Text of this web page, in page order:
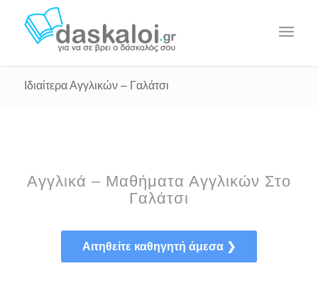
Ιδιαίτερα Αγγλικών – Γαλάτσι
Αγγλικά – Μαθήματα Αγγλικών Στο
Γαλάτσι
Αιτηθείτε καθηγητή άμεσα ❯